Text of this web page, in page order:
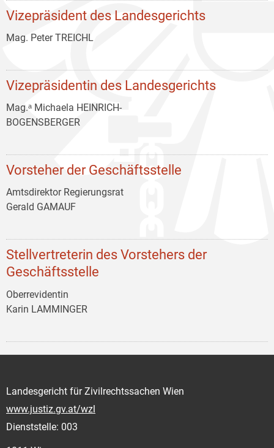
Vizepräsident des Landesgerichts
Mag. Peter TREICHL
Vizepräsidentin des Landesgerichts
Mag.ᵃ Michaela HEINRICH-
BOGENSBERGER
Vorsteher der Geschäftsstelle
Amtsdirektor Regierungsrat
Gerald GAMAUF
Stellvertreterin des Vorstehers der
Geschäftsstelle
Oberrevidentin
Karin LAMMINGER
Landesgericht für Zivilrechtssachen Wien
www.justiz.gv.at/wzl
Dienststelle: 003